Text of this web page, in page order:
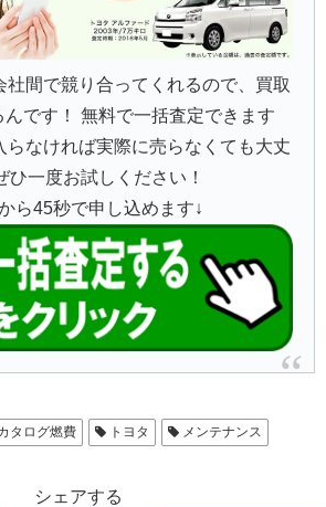
社間で競り合ってくれるので、買取
です！ 無料で一括査定できます
らなければ実際に売らなくても大丈
ひ一度お試しください！
ら45秒で申し込めます↓
タログ燃費 トヨタ メンテナンス
シェアする